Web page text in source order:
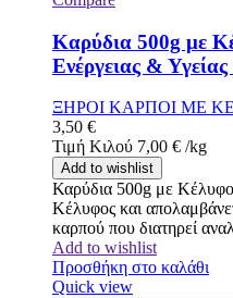
Καρύδια 500g με
Ενέργειας &
ΞΗΡΟΙ ΚΑΡΠΟΙ ΜΕ
3,50 €
Τιμή Κιλού 7,00 € /kg
Add to wishlist
Καρύδια 500g με
Κέλυφος και
καρπού που διατηρεί
Add to wishlist
Προσθήκη στο καλάθι
Quick view